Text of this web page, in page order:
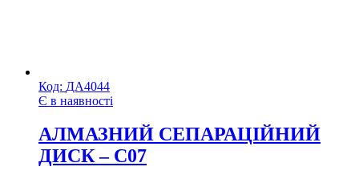
Код: ДА4044
Є в наявності
АЛМАЗНИЙ СЕПАРАЦІЙНИЙ
ДИСК – C07